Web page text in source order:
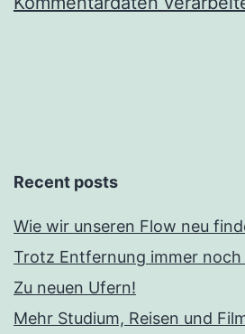
Recent posts
Wie wir unseren Flow neu
Trotz Entfernung immer noch
Zu neuen Ufern!
Mehr Studium, Reisen und